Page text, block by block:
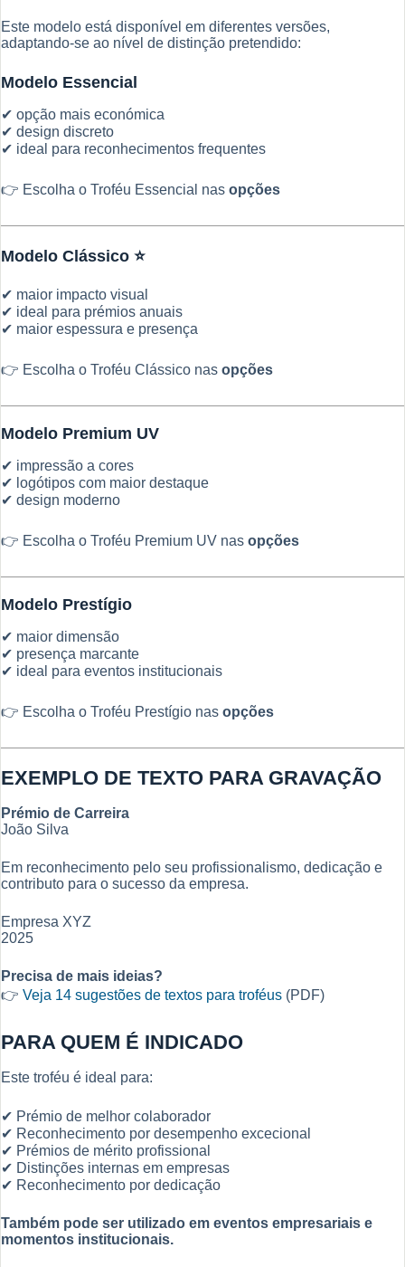
Este modelo está disponível em diferentes versões,
adaptando-se ao nível de distinção pretendido:
Modelo Essencial
✔ opção mais económica
✔ design discreto
✔ ideal para reconhecimentos frequentes
👉 Escolha o Troféu Essencial nas opções
Modelo Clássico ⭐
✔ maior impacto visual
✔ ideal para prémios anuais
✔ maior espessura e presença
👉 Escolha o Troféu Clássico nas opções
Modelo Premium UV
✔ impressão a cores
✔ logótipos com maior destaque
✔ design moderno
👉 Escolha o Troféu Premium UV nas opções
Modelo Prestígio
✔ maior dimensão
✔ presença marcante
✔ ideal para eventos institucionais
👉 Escolha o Troféu Prestígio nas opções
EXEMPLO DE TEXTO PARA GRAVAÇÃO
Prémio de Carreira
João Silva
Em reconhecimento pelo seu profissionalismo, dedicação e
contributo para o sucesso da empresa.
Empresa XYZ
2025
Precisa de mais ideias?
👉 Veja 14 sugestões de textos para troféus (PDF)
PARA QUEM É INDICADO
Este troféu é ideal para:
✔ Prémio de melhor colaborador
✔ Reconhecimento por desempenho excecional
✔ Prémios de mérito profissional
✔ Distinções internas em empresas
✔ Reconhecimento por dedicação
Também pode ser utilizado em eventos empresariais e
momentos institucionais.